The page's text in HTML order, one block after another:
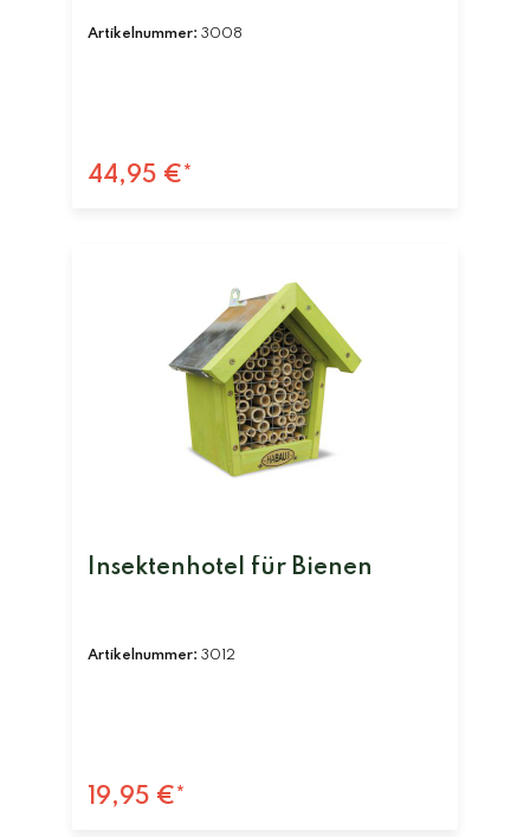
Artikelnummer: 3008
44,95 €*
Insektenhotel für Bienen
Artikelnummer: 3012
19,95 €*